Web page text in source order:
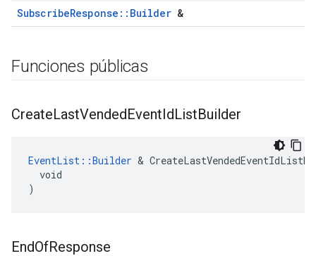
SubscribeResponse::Builder &
Funciones públicas
CreateLastVendedEventIdListBuilder
EventList::Builder &
  void
)
EndOfResponse